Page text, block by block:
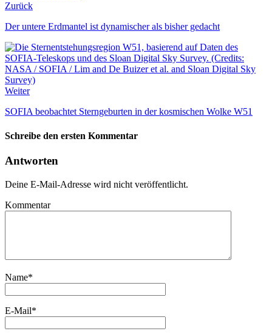
Zurück
Der untere Erdmantel ist dynamischer als bisher gedacht
Weiter
SOFIA beobachtet Sterngeburten in der kosmischen Wolke W51
Schreibe den ersten Kommentar
Antworten
Deine E-Mail-Adresse wird nicht veröffentlicht.
Kommentar
Name*
E-Mail*